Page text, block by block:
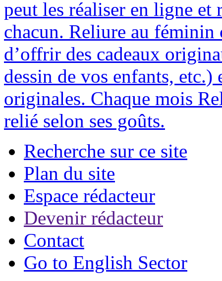
peut les réaliser en ligne et
chacun. Reliure au féminin
d’offrir des cadeaux
dessin de vos enfants,
originales. Chaque mois
relié selon ses goûts.
Recherche sur ce site
Plan du site
Espace rédacteur
Devenir rédacteur
Contact
Go to English Sector